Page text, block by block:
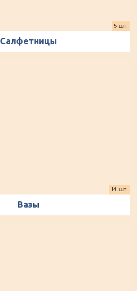
Салфетницы
5 шт.
Вазы
14 шт.